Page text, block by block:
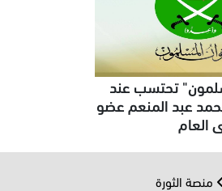
تحتسب عند
عبد المنعم عضو
العام
منصة الثورة